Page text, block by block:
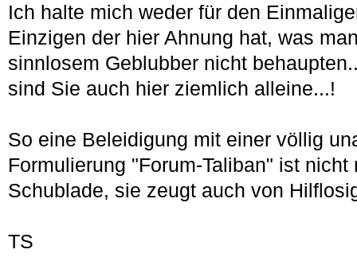
Ich halte mich weder für den
Einzigen der hier Ahnung hat, was
sinnlosem Geblubber nicht
sind Sie auch hier ziemlich alleine...!
So eine Beleidigung mit einer völlig
Formulierung "Forum-Taliban" ist
Schublade, sie zeugt auch von
TS